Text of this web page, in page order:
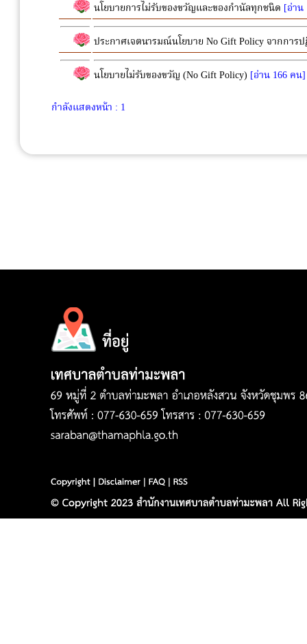
นโยบายการไม่รับของขวัญและของกำนัลทุกชนิด [อ่าน
ประกาศเจตนารมณ์นโยบาย No Gift Policy จากการ
นโยบายไม่รับของขวัญ (No Gift Policy) [อ่าน 166 คน
กำลังแสดงหน้า : 1